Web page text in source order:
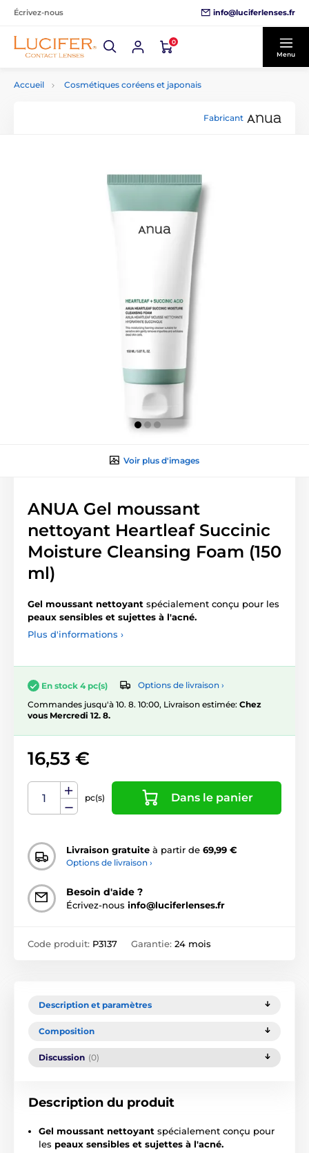
Écrivez-nous info@luciferlenses.fr
0
Menu
Accueil Cosmétiques coréens et japonais
Fabricant
Voir plus d'images
ANUA Gel moussant
nettoyant Heartleaf Succinic
Moisture Cleansing Foam (150
ml)
Gel moussant nettoyant spécialement conçu pour les
peaux sensibles et sujettes à l'acné.
Plus d'informations ›
En stock 4 pc(s)
Options de livraison ›
Commandes jusqu'à 10. 8. 10:00, Livraison estimée: Chez
vous Mercredi 12. 8.
16,53 €
pc(s) Dans le panier
Livraison gratuite à partir de 69,99 €
Options de livraison ›
Besoin d'aide ?
Écrivez-nous info@luciferlenses.fr
Code produit: P3137 Garantie: 24 mois
Description et paramètres
Composition
Discussion (0)
Description du produit
Gel moussant nettoyant spécialement conçu pour
les peaux sensibles et sujettes à l'acné.